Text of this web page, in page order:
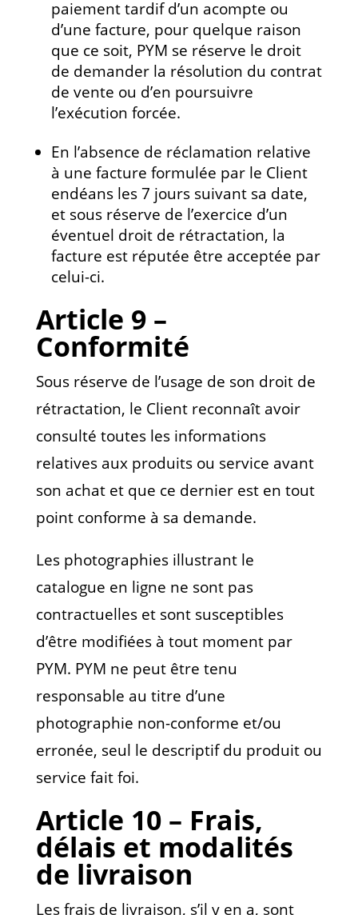
paiement tardif d’un acompte ou
d’une facture, pour quelque raison
que ce soit, PYM se réserve le droit
de demander la résolution du contrat
de vente ou d’en poursuivre
l’exécution forcée.
En l’absence de réclamation relative
à une facture formulée par le Client
endéans les 7 jours suivant sa date,
et sous réserve de l’exercice d’un
éventuel droit de rétractation, la
facture est réputée être acceptée par
celui-ci.
Article 9 –
Conformité
Sous réserve de l’usage de son droit de
rétractation, le Client reconnaît avoir
consulté toutes les informations
relatives aux produits ou service avant
son achat et que ce dernier est en tout
point conforme à sa demande.
Les photographies illustrant le
catalogue en ligne ne sont pas
contractuelles et sont susceptibles
d’être modifiées à tout moment par
PYM. PYM ne peut être tenu
responsable au titre d’une
photographie non-conforme et/ou
erronée, seul le descriptif du produit ou
service fait foi.
Article 10 – Frais,
délais et modalités
de livraison
Les frais de livraison, s’il y en a, sont